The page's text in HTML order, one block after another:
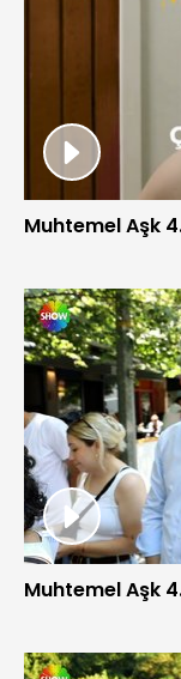
Muhtemel Aşk
Muhtemel Aşk